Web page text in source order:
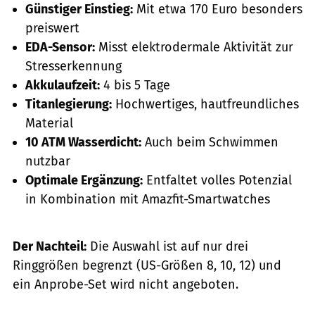
Günstiger Einstieg: Mit etwa 170 Euro besonders
preiswert
EDA-Sensor: Misst elektrodermale Aktivität zur
Stresserkennung
Akkulaufzeit: 4 bis 5 Tage
Titanlegierung: Hochwertiges, hautfreundliches
Material
10 ATM Wasserdicht: Auch beim Schwimmen
nutzbar
Optimale Ergänzung: Entfaltet volles Potenzial
in Kombination mit Amazfit-Smartwatches
Der Nachteil: Die Auswahl ist auf nur drei
Ringgrößen begrenzt (US-Größen 8, 10, 12) und
ein Anprobe-Set wird nicht angeboten.